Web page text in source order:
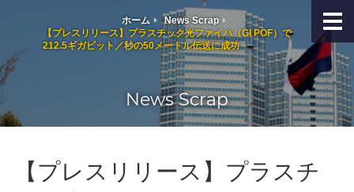
ホーム
News Scrap
【プレスリリース】プラスチック光ファイバ（GI POF）で
212.5ギガビット／秒の50メートル伝送に成功
News Scrap
【プレスリリース】プラスチ